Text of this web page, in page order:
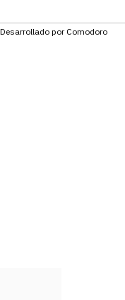
por Comodoro